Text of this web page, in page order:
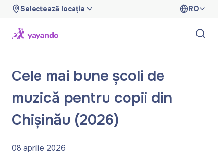
Selectează locația RO
Cele mai bune școli de
muzică pentru copii din
Chișinău (2026)
08 aprilie 2026